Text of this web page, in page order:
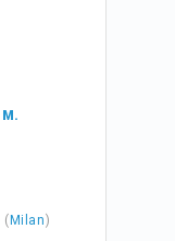
M.
( Milan)